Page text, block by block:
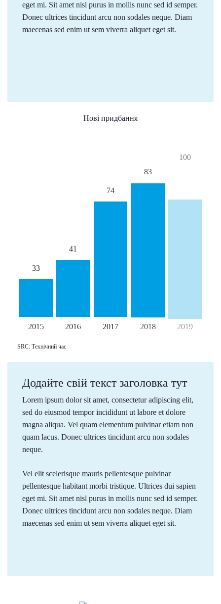
eget mi. Sit amet nisl purus in mollis nunc sed id semper.
Donec ultrices tincidunt arcu non sodales neque. Diam
maecenas sed enim ut sem viverra aliquet eget sit.
Додайте свій текст заголовка тут
Lorem ipsum dolor sit amet, consectetur adipiscing elit,
sed do eiusmod tempor incididunt ut labore et dolore
magna aliqua. Vel quam elementum pulvinar etiam non
quam lacus. Donec ultrices tincidunt arcu non sodales
neque.
Vel elit scelerisque mauris pellentesque pulvinar
pellentesque habitant morbi tristique. Ultrices dui sapien
eget mi. Sit amet nisl purus in mollis nunc sed id semper.
Donec ultrices tincidunt arcu non sodales neque. Diam
maecenas sed enim ut sem viverra aliquet eget sit.
Нові придбання
33
41
74
83
100
2015 2016 2017 2018 2019
SRC: Технічний час